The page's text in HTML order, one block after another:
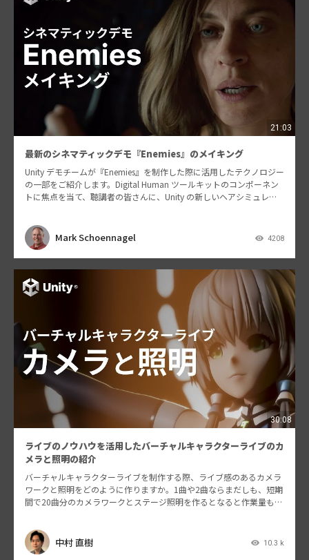
21:03
最新のシネマティックデモ『Enemies』のメイキング
Unity デモチームが『Enemies』を制作した際に活用したテクノロジー
の一部をご紹介します。Digital Human ツールキットのコンポーネン
トに焦点を当て、聴講者の皆さんに、Unity の新しいヘアシミュレー
Mark Schoennagel 4208
30:08
ライブのノウハウを活用したバーチャルキャラクターライブのカ
メラと照明の紹介
バーチャルキャラクターライブを制作する際、ライブ感のあるカメラ
ワークと照明をどのように作りますか。1曲や2曲ならまだしも、短期
間で20曲分のカメラワークとステージ照明を作るとなると作業量も膨
中村 直樹 10.3 k